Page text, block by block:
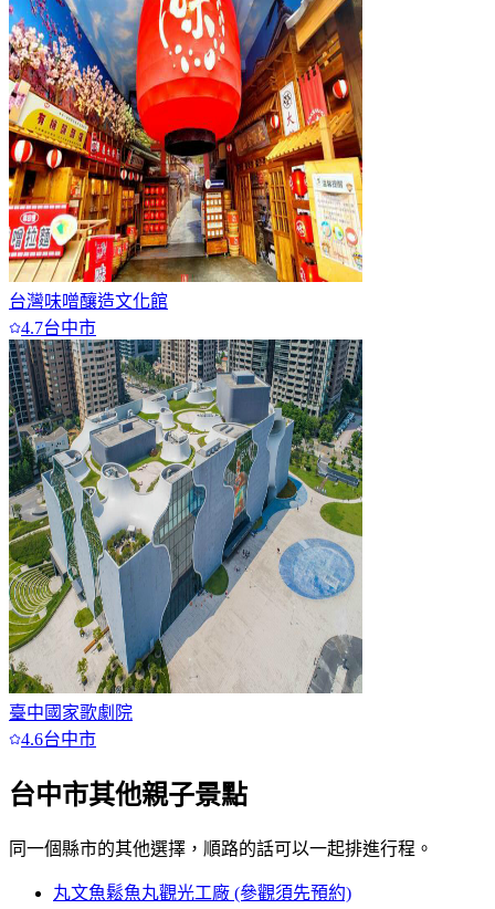
台灣味噌釀造文化館
4.7台中市
臺中國家歌劇院
4.6台中市
台中市其他親子景點
同一個縣市的其他選擇，順路的話可以一起排進行程。
丸文魚鬆魚丸觀光工廠 (參觀須先預約)